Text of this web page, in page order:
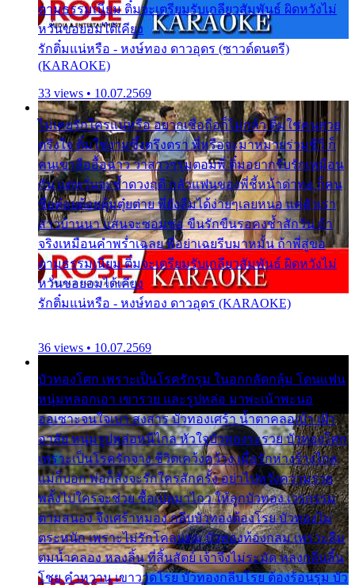
ตามธรรมเนียม ติ๋มจะเตรียมรับเกลียวสัมพันธ์ ผิดหวังไม่
หวั่นขอยอมได้เคียง
รักติ๋มแน่หรือ - หงษ์ทอง ดาวอุดร (ซาวด์ดนตรี)
(KARAOKE)
33 views • 10.07.2569
ไม่เคยรักใครแน่หรือ อยากเชื่อถือก็ไม่กล้า ติ๋มใช่คนสวย
ตรึงใจ ติ๋มใช่งามซึ้งตรึงตรา พี่หรือจะมาหมายร่วมชีวี ก็
คนเขาลืออื้อฉาว ว่าสาวๆรุมตอมพี่ ติ๋มอยากรับรักเหมือน
กัน แต่หวั่นจะช้ำดวงฤดี กลัวแฟนของพี่ชี้หน้าด่าทอ ก็คน
ชื่อต๋อยต้อยตุ้มตุ๋ยต่าย พี่ยังลืมได้ง่ายๆเลยหนอ แค่ตัวเรา
สาวบ้านนา แสนจะซอมซ่อ ขืนรักขืนรอคงช้ำสักวัน ถ้า
จริงเหมือนคำพร่ำเฉลย พี่อย่าเฉยรีบมาหมั้น ถ้าพี่สู่ขอ
ตามธรรมเนียม ติ๋มจะเตรียมรับเกลียวสัมพันธ์ ผิดหวังไม่
หวั่นขอยอมได้เคียง
รักติ๋มแน่หรือ - หงษ์ทอง ดาวอุดร (KARAOKE)
36 views • 10.07.2569
บัวทองโศก เพราะเป็นโรครักรุม ในอกกลัดกลุ้ม โดนแฟน
หนุ่มหลอกเอา เขารวย และรูปหล่อ มาพะเน้าพะนอ
ออเซาะจนใจเบา สงสาร บัวทองเศร้า น้ำตาคลอเบ้า เฝ้า
อาลัย หนุ่มรูปหล่อหนีไกล หัวใจบัวทองระรวย บัวทองโศก
เพราะเป็นโรครักจาง ชีวิตเคว้งคว้าง เมื่อรักห่างร้างไกล
แม่ก็บอก พ่อก็สั่งจะรักใครสักครั้ง อย่าไปหวังความรวย
พลั้งไปใครจะช่วย ซื้อเปลมาไกว ให้ลูกบัวทอง เวรกรรม
ตามสนอง จึงเศร้าหมอง กลีบบัวทองต้องโรย บัวทองไม่
ตระหนัก เพราะไม่รักโคลนตม บัวทองท้องกลม เพราะลืม
ตมน้ำคลอง หลงลิ้น ที่สิ้นสัตย์ เจ้าจึงไม่ระมัด หลงกลิ่นลิ้น
โชย คำหวาน เขาวาดโรย บัวทองกลีบโรย ต้องร้อนรุม บัว